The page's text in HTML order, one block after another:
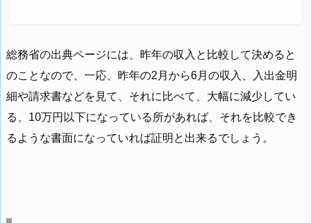
総務省の出典ページには、昨年の収入と比較して決めると
のことなので、一応、昨年の2月から6月の収入、入出金明
細や請求書などを見て、それに比べて、大幅に減少してい
る、10万円以下になっている所があれば、それを比較でき
るような書面になっていれば証明と出来るでしょう。